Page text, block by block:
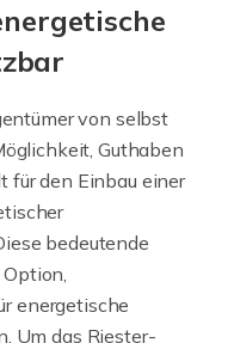
von selbst
Guthaben
für den Einbau einer
bedeutende
energetische
Um das Riester-